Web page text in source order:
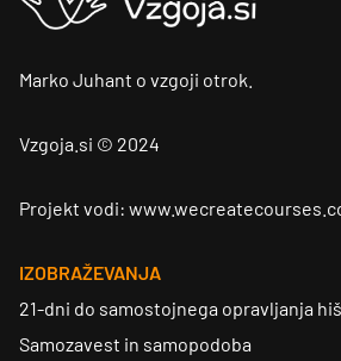
Marko Juhant o vzgoji otrok.
Vzgoja.si © 2024
Projekt vodi:
IZOBRAŽEVANJA
21-dni do samostojnega opravljanja
Samozavest in samopodoba